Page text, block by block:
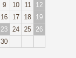
9 10 11
12
16 17 18
19
23 24 25
26
30